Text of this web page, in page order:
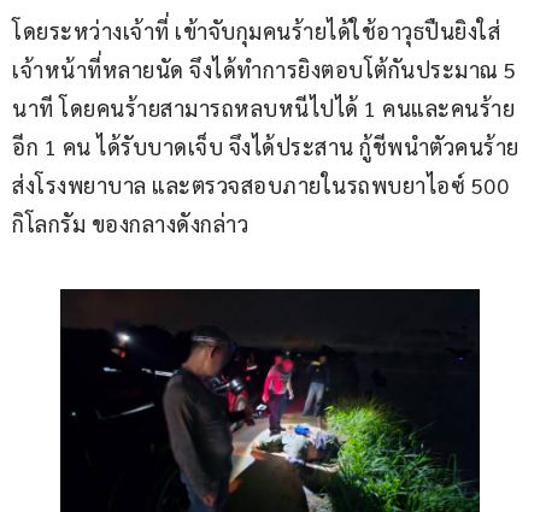
โดยระหว่างเจ้าที่ เข้าจับกุมคนร้ายได้ใช้อาวุธปืนยิงใส่
เจ้าหน้าที่หลายนัด จึงได้ทำการยิงตอบโต้กันประมาณ 5
นาที โดยคนร้ายสามารถหลบหนีไปได้ 1 คนและคนร้าย
อีก 1 คน ได้รับบาดเจ็บ จึงได้ประสาน กู้ชีพนำตัวคนร้าย
ส่งโรงพยาบาล และตรวจสอบภายในรถพบยาไอซ์ 500
กิโลกรัม ของกลางดังกล่าว